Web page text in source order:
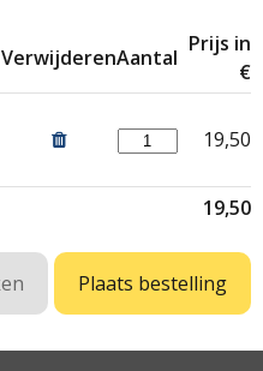
VerwijderenAantal
Prijs in
€
19,50
19,50